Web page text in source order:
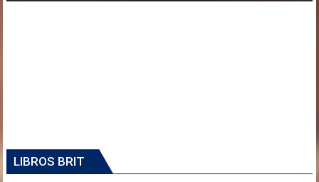
LIBROS BRIT